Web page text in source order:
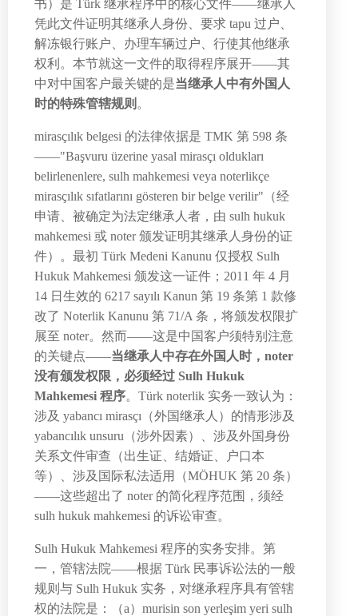
书）是 Türk 继承程序中的核心文件——继承人
凭此文件证明其继承人身份、要求 tapu 过户、
解冻银行账户、办理车辆过户、行使其他继承
权利。本节就这一文件的取得程序展开——其
中对中国客户最关键的是当继承人中有外国人
时的特殊管辖规则 。
mirasçılık belgesi 的法律依据是 TMK 第 598 条
——"Başvuru üzerine yasal mirasçı oldukları
belirlenenlere, sulh mahkemesi veya noterlikçe
mirasçılık sıfatlarını gösteren bir belge verilir"（经
申请、被确定为法定继承人者，由 sulh hukuk
mahkemesi 或 noter 颁发证明其继承人身份的证
件）。最初 Türk Medeni Kanunu 仅授权 Sulh
Hukuk Mahkemesi 颁发这一证件；2011 年 4 月
14 日生效的 6217 sayılı Kanun 第 19 条第 1 款修
改了 Noterlik Kanunu 第 71/A 条，将颁发权限扩
展至 noter。然而——这是中国客户须特别注意
的关键点——当继承人中存在外国人时，noter
没有颁发权限，必须经过 Sulh Hukuk
Mahkemesi 程序。Türk noterlik 实务一致认为：
涉及 yabancı mirasçı（外国继承人）的情形涉及
yabancılık unsuru（涉外因素）、涉及外国身份
关系文件审查（出生证、结婚证、户口本
等）、涉及国际私法适用（MÖHUK 第 20 条）
——这些超出了 noter 的简化程序范围，须经
sulh hukuk mahkemesi 的诉讼审查。
Sulh Hukuk Mahkemesi 程序的实务安排。第
一，管辖法院——根据 Türk 民事诉讼法的一般
规则与 Sulh Hukuk 实务，对继承程序具有管辖
权的法院是：（a）murisin son yerleşim yeri sulh